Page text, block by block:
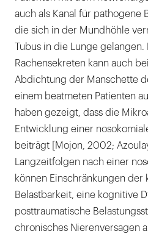
auch als Kanal für pathogene
die sich in der Mundhöhle
Tubus in die Lunge
Rachensekreten kann auch
Abdichtung der Manschette
einem beatmeten Patienten
haben gezeigt, dass die
Entwicklung einer
beiträgt [Mojon, 2002;
Langzeitfolgen nach einer
können Einschränkungen der
Belastbarkeit, eine kognitive
posttraumatische
chronisches Nierenversagen